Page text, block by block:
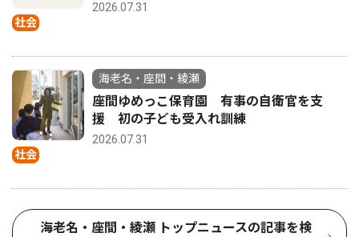
社会
2026.07.31
社会
海老名・座間・綾瀬
座間ゆめっこ保育園 有事の自衛官を支
援 初の子ども受入れ訓練
2026.07.31
海老名・座間・綾瀬 トップニュースの記事を検